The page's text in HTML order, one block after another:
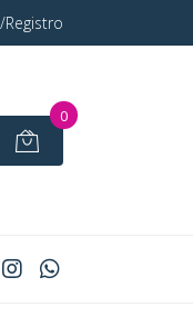
Registro
0